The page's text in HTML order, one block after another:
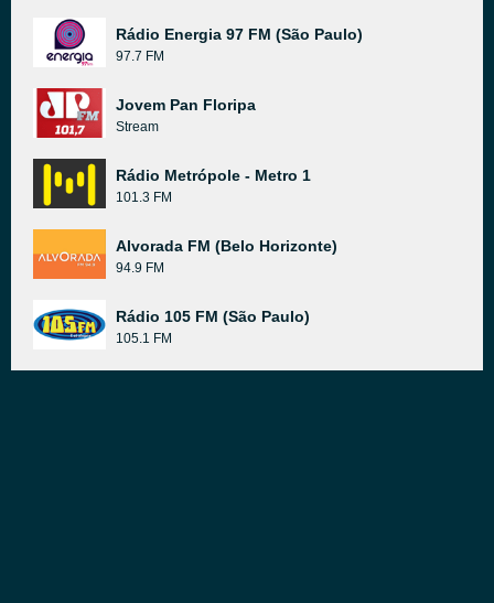
Rádio Energia 97 FM (São Paulo)
97.7 FM
Jovem Pan Floripa
Stream
Rádio Metrópole - Metro 1
101.3 FM
Alvorada FM (Belo Horizonte)
94.9 FM
Rádio 105 FM (São Paulo)
105.1 FM